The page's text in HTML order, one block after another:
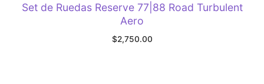
Set de Ruedas Reserve 77|88 Road Turbulent
Aero
$2,750.00